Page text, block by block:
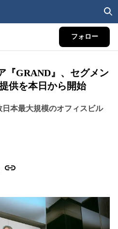
フォロー
『GRAND』、セグメン
供を本日から開始
本最大規模のオフィスビル